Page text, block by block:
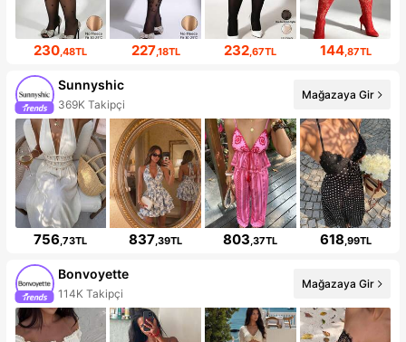
230,48TL 227,18TL 232,67TL 144,87TL
Sunnyshic
369K Takipçi
Mağazaya Gir
756,73TL 837,39TL 803,37TL 618,99TL
Bonvoyette
114K Takipçi
Mağazaya Gir